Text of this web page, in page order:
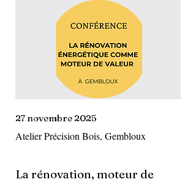
27 novembre 2025
Atelier Précision Bois, Gembloux
La rénovation, moteur de